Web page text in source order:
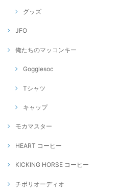
グッズ
JFO
俺たちのマッコンキー
Gogglesoc
Tシャツ
キャップ
モカマスター
HEART コーヒー
KICKING HORSE コーヒー
チボリオーディオ